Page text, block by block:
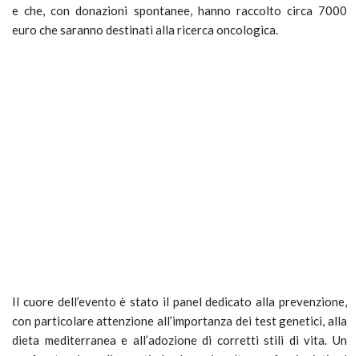
e che, con donazioni spontanee, hanno raccolto circa 7000
euro che saranno destinati alla ricerca oncologica.
Il cuore dell’evento è stato il panel dedicato alla prevenzione,
con particolare attenzione all’importanza dei test genetici, alla
dieta mediterranea e all’adozione di corretti stili di vita. Un